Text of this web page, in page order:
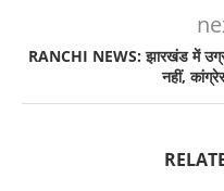
RANCHI NEWS: झारखंड में
नहीं,